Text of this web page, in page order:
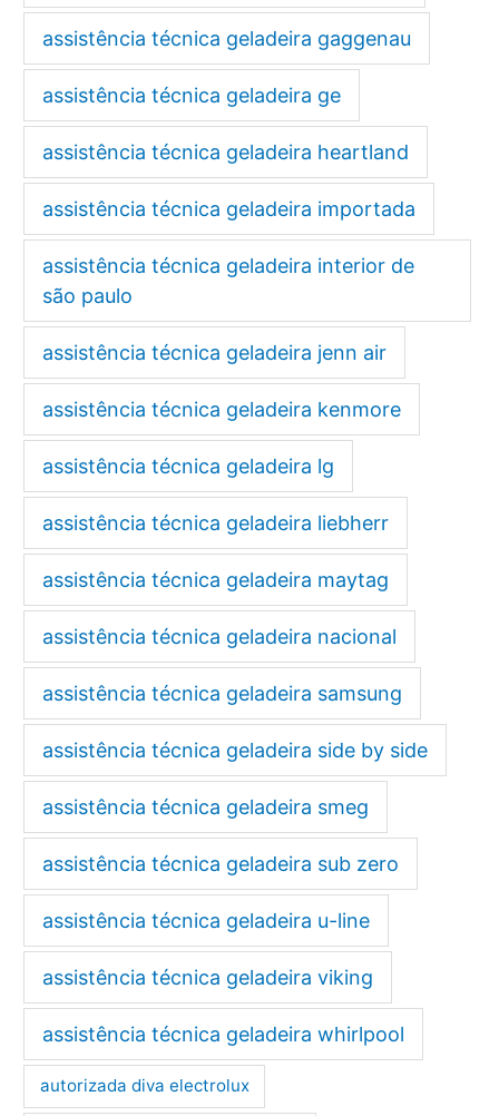
assistência técnica geladeira gaggenau
assistência técnica geladeira ge
assistência técnica geladeira heartland
assistência técnica geladeira importada
assistência técnica geladeira interior de
são paulo
assistência técnica geladeira jenn air
assistência técnica geladeira kenmore
assistência técnica geladeira lg
assistência técnica geladeira liebherr
assistência técnica geladeira maytag
assistência técnica geladeira nacional
assistência técnica geladeira samsung
assistência técnica geladeira side by side
assistência técnica geladeira smeg
assistência técnica geladeira sub zero
assistência técnica geladeira u-line
assistência técnica geladeira viking
assistência técnica geladeira whirlpool
autorizada diva electrolux